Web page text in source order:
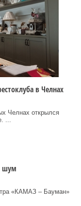
в Челнах
Челнах открылся
...
шум
«КАМАЗ – Бауман»